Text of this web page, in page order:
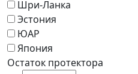
Шри-Ланка
Эстония
ЮАР
Япония
Остаток протектора